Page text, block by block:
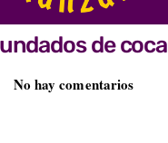
de coca
No hay comentarios